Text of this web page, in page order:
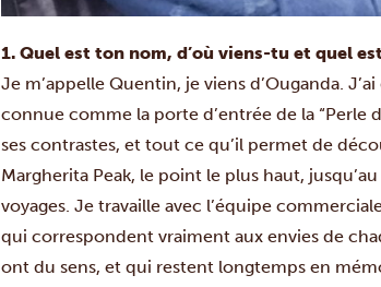
1. Quel est ton nom, d’où viens-tu et quel
Je m’appelle Quentin, je viens d’Ouganda.
connue comme la porte d’entrée de la “Perle
ses contrastes, et tout ce qu’il permet de
Margherita Peak, le point le plus haut,
voyages. Je travaille avec l’équipe
qui correspondent vraiment aux envies de
ont du sens, et qui restent longtemps en